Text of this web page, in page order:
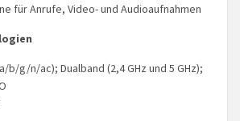
für Anrufe, Video- und Audioaufnahmen
b/g/n/ac); Dualband (2,4 GHz und 5 GHz);